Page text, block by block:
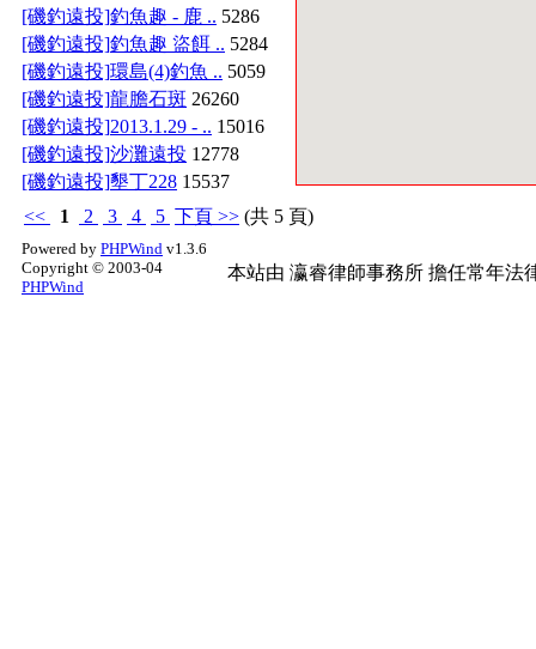
[磯釣遠投]釣魚趣 - 鹿 .. 5286
[磯釣遠投]釣魚趣 盜餌 .. 5284
[磯釣遠投]環島(4)釣魚 .. 5059
[磯釣遠投]龍膽石斑 26260
[磯釣遠投]2013.1.29 - .. 15016
[磯釣遠投]沙灘遠投 12778
[磯釣遠投]墾丁228 15537
<<
1 2 3 4 5 下頁 >> (共 5 頁)
Powered by PHPWind v1.3.6
Copyright © 2003-04
PHPWind
本站由 瀛睿律師事務所 擔任常年法